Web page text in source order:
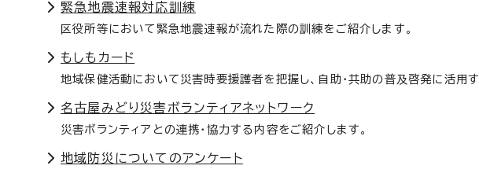
緊急地震速報対応訓練
区役所等において緊急地震速報が流れた際の訓練をご紹介します。
もしもカード
地域保健活動において災害時要援護者を把握し、自助・共助の普及啓発に活用す
名古屋みどり災害ボランティアネットワーク
災害ボランティアとの連携・協力する内容をご紹介します。
地域防災についてのアンケート